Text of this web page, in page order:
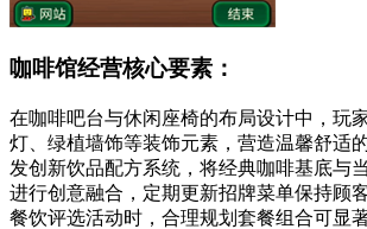
咖啡馆经营核心要素：
在咖啡吧台与休闲座椅的布局设计中，玩
灯、绿植墙饰等装饰元素，营造温馨舒适
发创新饮品配方系统，将经典咖啡基底与
进行创意融合，定期更新招牌菜单保持顾
餐饮评选活动时，合理规划套餐组合可显